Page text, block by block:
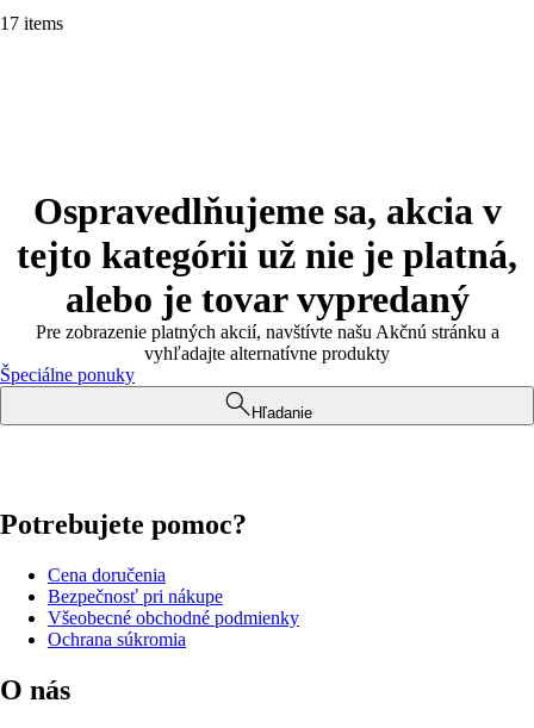
17 items
Ospravedlňujeme sa, akcia v
tejto kategórii už nie je platná,
alebo je tovar vypredaný
Pre zobrazenie platných akcií, navštívte našu Akčnú stránku a
vyhľadajte alternatívne produkty
Špeciálne ponuky
Hľadanie
Potrebujete pomoc?
Cena doručenia
Bezpečnosť pri nákupe
Všeobecné obchodné podmienky
Ochrana súkromia
O nás